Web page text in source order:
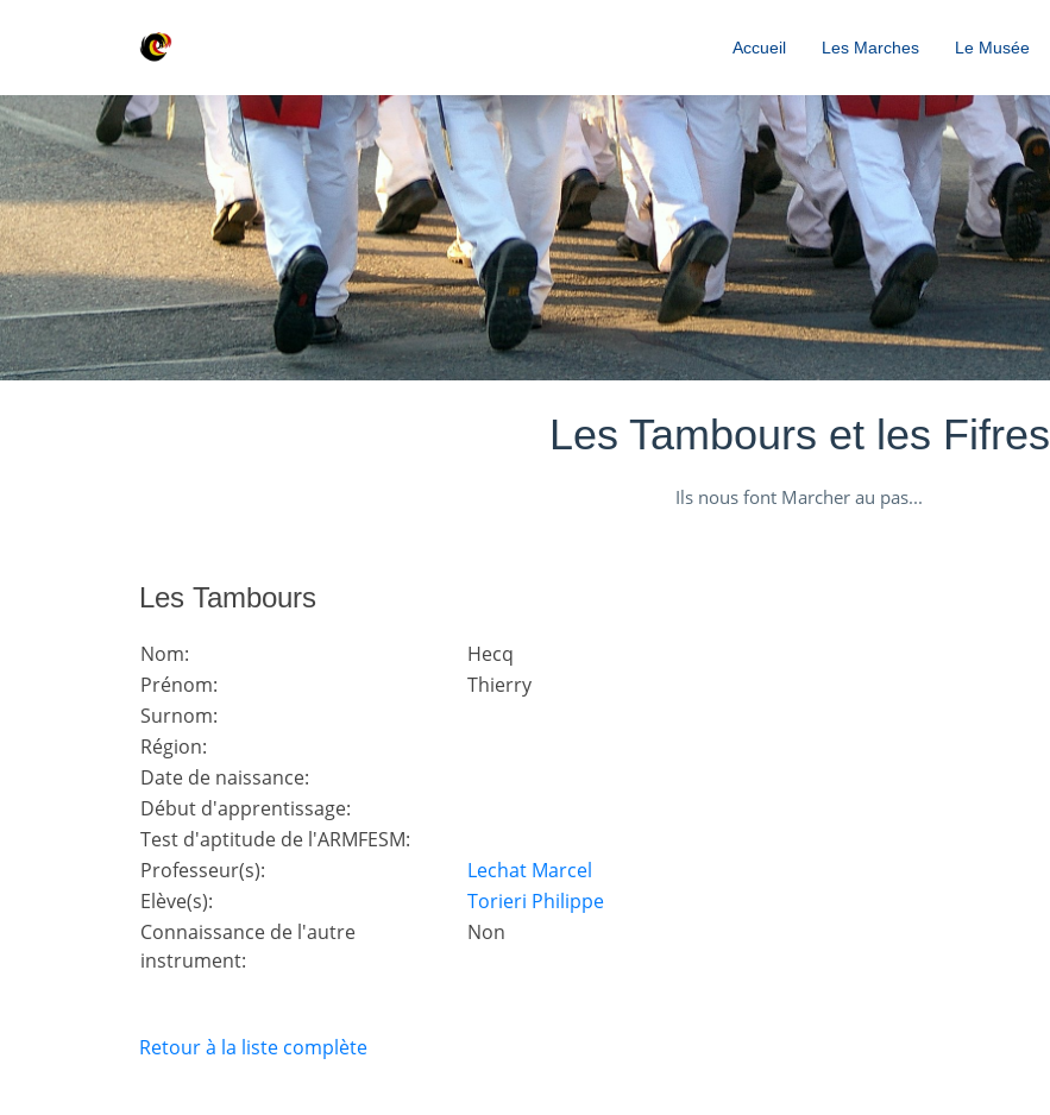
Accueil Les Marches Le Musée
Les Tambours et les Fifres
Ils nous font Marcher au pas...
Les Tambours
Nom:
Hecq
Prénom:
Thierry
Surnom:
Région:
Date de naissance:
Début d'apprentissage:
Test d'aptitude de l'ARMFESM:
Professeur(s):
Lechat Marcel
Elève(s):
Torieri Philippe
Connaissance de l'autre
instrument:
Non
Retour à la liste complète